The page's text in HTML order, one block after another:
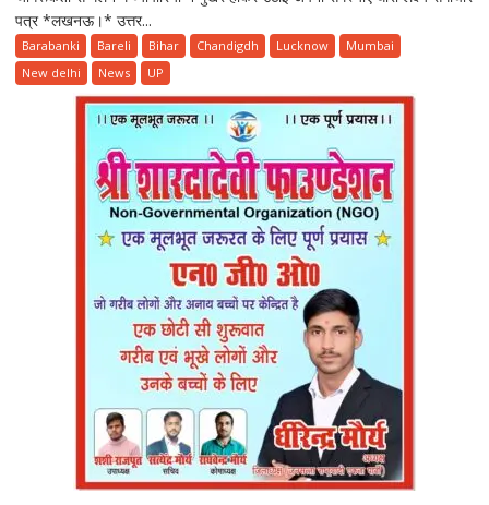
कीमत
का
बर्दाश्त
नहीं
किया
जाएगा
:संजय
गुप्ता
पत्र *लखनऊ।* उत्तर...
Barabanki Bareli Bihar Chandigdh Lucknow
Mumbai
New delhi
News UP